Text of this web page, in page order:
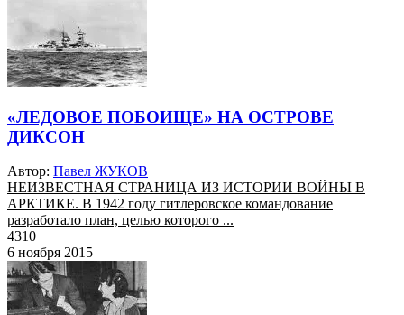
«ЛЕДОВОЕ ПОБОИЩЕ» НА ОСТРОВЕ
ДИКСОН
Автор: Павел ЖУКОВ
НЕИЗВЕСТНАЯ СТРАНИЦА ИЗ ИСТОРИИ ВОЙНЫ В
АРКТИКЕ. В 1942 году гитлеровское командование
разработало план, целью которого ...
4310
6 ноября 2015